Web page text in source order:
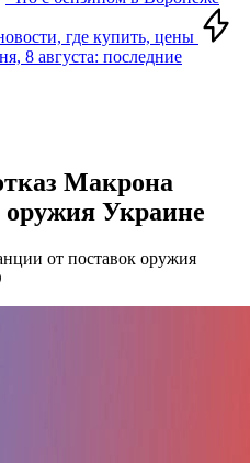
где купить, цены
8 августа: последние
Макрона
оружия Украине
от поставок оружия